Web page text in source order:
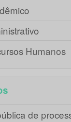
Humanos
de